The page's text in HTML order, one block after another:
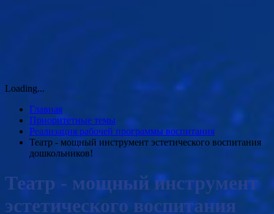
Loading...
Главная
Приоритетные темы
Реализация рабочей программы воспитания
Театр - мощный инструмент эстетического воспитания
дошкольников!
Театр - мощный инструмент
эстетического воспитания